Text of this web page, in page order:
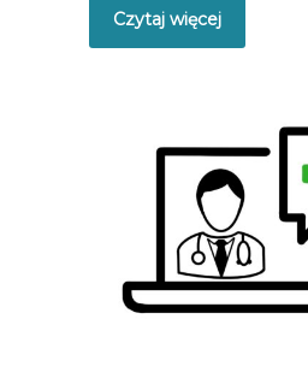
Czytaj więcej